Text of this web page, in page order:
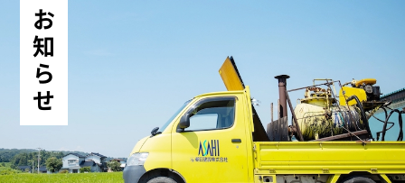
事業案内
会社情報
お知らせ
お
知
ら
せ